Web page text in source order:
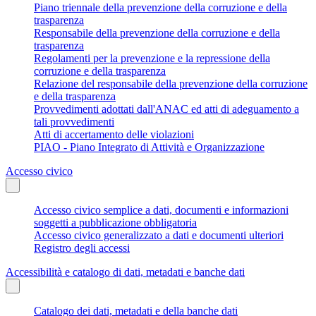
Piano triennale della prevenzione della corruzione e della
trasparenza
Responsabile della prevenzione della corruzione e della
trasparenza
Regolamenti per la prevenzione e la repressione della
corruzione e della trasparenza
Relazione del responsabile della prevenzione della corruzione
e della trasparenza
Provvedimenti adottati dall'ANAC ed atti di adeguamento a
tali provvedimenti
Atti di accertamento delle violazioni
PIAO - Piano Integrato di Attività e Organizzazione
Accesso civico
Accesso civico semplice a dati, documenti e informazioni
soggetti a pubblicazione obbligatoria
Accesso civico generalizzato a dati e documenti ulteriori
Registro degli accessi
Accessibilità e catalogo di dati, metadati e banche dati
Catalogo dei dati, metadati e della banche dati